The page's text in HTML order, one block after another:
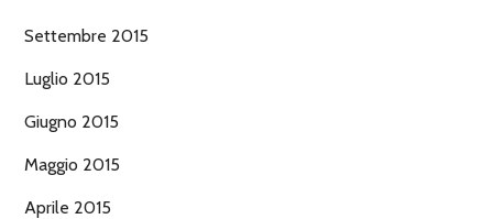
Settembre 2015
Luglio 2015
Giugno 2015
Maggio 2015
Aprile 2015